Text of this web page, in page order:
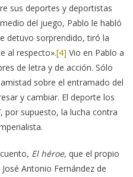
sus deportes y deportistas
del juego, Pablo le habló
detuvo sorprendido, tiró la
al respecto».[4] Vio en Pablo a
de letra y de acción. Sólo
sobre el entramado del
y cambiar. El deporte los
por supuesto, la lucha contra
El héroe, que el propio
Antonio Fernández de